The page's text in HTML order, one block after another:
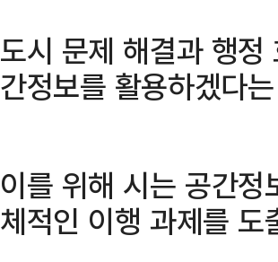
도시 문제 해결과 행
간정보를 활용하겠다
이를 위해 시는 공간
체적인 이행 과제를 도